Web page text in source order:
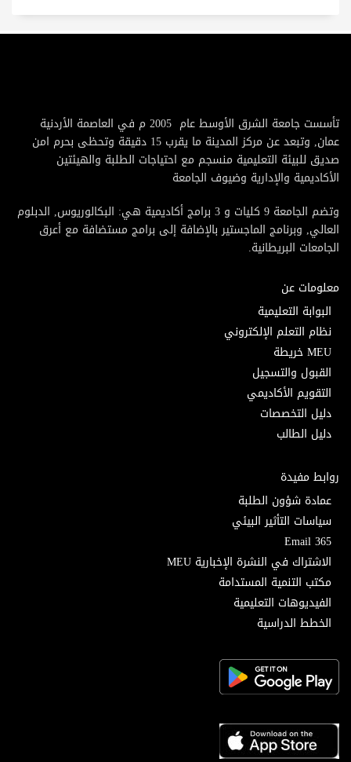
تأسست جامعة الشرق الأوسط عام 2005 م في العاصمة الأردنية
عمان, وتبعد عن مركز المدينة ما يقرب 15 دقيقة وتحظى بحرم امن
صديق للبيئة التعليمية منسجم مع احتياجات الطلبة والهيئتين
الأكاديمية والإدارية وضيوف الجامعة
وتضم الجامعة 9 كليات و 3 برامج أكاديمية هي: البكالوريوس, الدبلوم
العالي, وبرنامج الماجستير بالإضافة إلى برامج مستضافة مع أعرق
الجامعات البريطانية.
معلومات عن
البوابة التعليمية
نظام التعلم الإلكتروني
MEU خريطة
القبول والتسجيل
التقويم الأكاديمي
دليل التخصصات
دليل الطالب
روابط مفيدة
عمادة شؤون الطلبة
سياسات التأثير البيئي
Email 365
الاشتراك في النشرة الإخبارية MEU
مكتب التنمية المستدامة
الفيديوهات التعليمية
الخطط الدراسية